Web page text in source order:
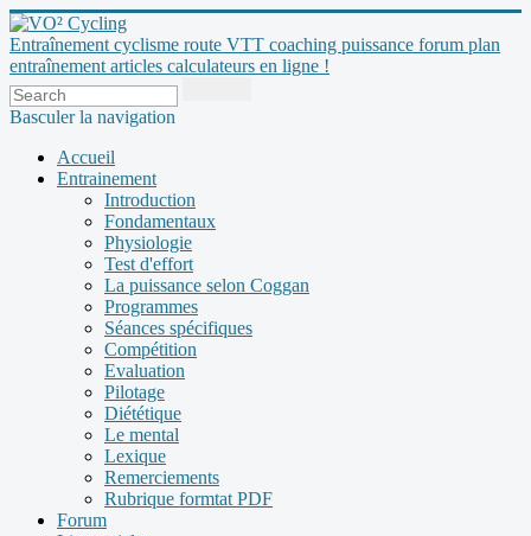
Entraînement cyclisme route VTT coaching puissance forum plan
entraînement articles calculateurs en ligne !
Basculer la navigation
Accueil
Entrainement
Introduction
Fondamentaux
Physiologie
Test d'effort
La puissance selon Coggan
Programmes
Séances spécifiques
Compétition
Evaluation
Pilotage
Diététique
Le mental
Lexique
Remerciements
Rubrique formtat PDF
Forum